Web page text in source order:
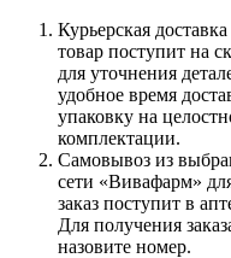
Курьерская
товар поступит на
для уточнения
удобное время
упаковку на
комплектации.
Самовывоз из
сети «Вивафарм»
заказ поступит в
Для получения
назовите номер.